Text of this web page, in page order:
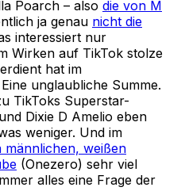
Poarch – also die von M
ja genau nicht die
interessiert nur
Wirken auf TikTok stolze
hat im
unglaubliche Summe.
TikToks Superstar-
Dixie D Amelio eben
weniger. Und im
männlichen, weißen
(Onezero) sehr viel
alles eine Frage der